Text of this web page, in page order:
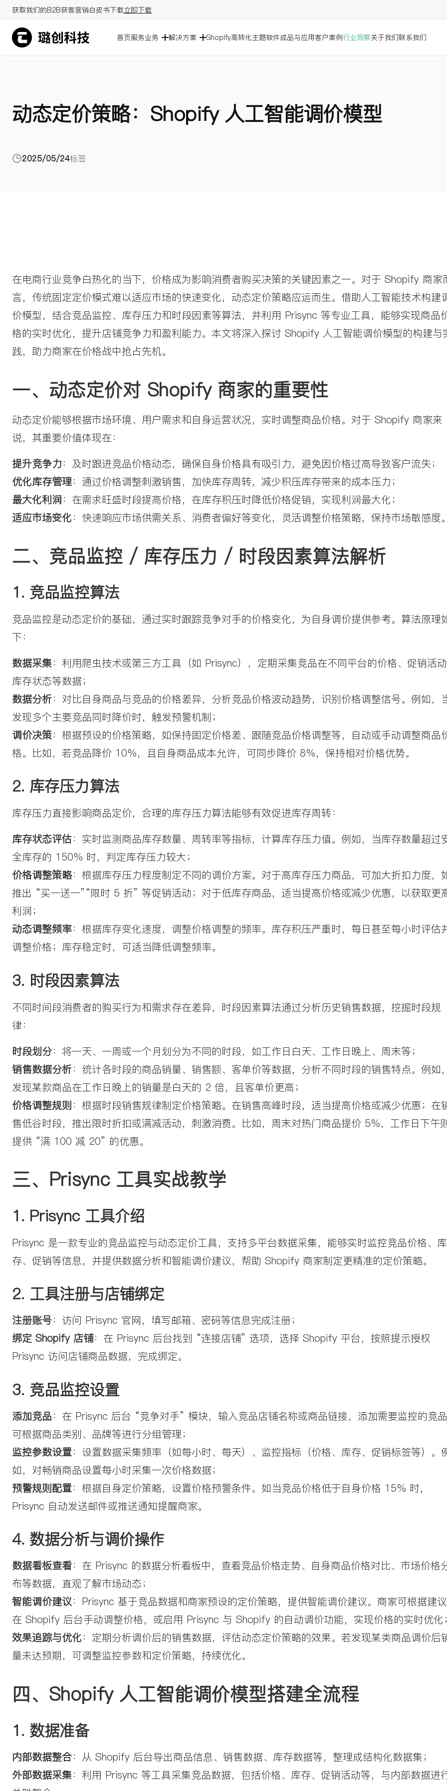
获取我们的B2B获客营销白皮书下载立即下载
首页服务业务 解决方案 Shopify高转化主题软件成品与应用客户案例行业洞察关于我们联系我们
动态定价策略：Shopify 人工智能调价模型
2025/05/24标签
在电商行业竞争白热化的当下，价格成为影响消费者购买决策的关键因素之一。对于 Shopify 商家
言，传统固定定价模式难以适应市场的快速变化，动态定价策略应运而生。借助人工智能技术构建
价模型，结合竞品监控、库存压力和时段因素等算法，并利用 Prisync 等专业工具，能够实现商品
格的实时优化，提升店铺竞争力和盈利能力。本文将深入探讨 Shopify 人工智能调价模型的构建与
践，助力商家在价格战中抢占先机。
一、动态定价对 Shopify 商家的重要性
动态定价能够根据市场环境、用户需求和自身运营状况，实时调整商品价格。对于 Shopify 商家来
说，其重要价值体现在：
提升竞争力：及时跟进竞品价格动态，确保自身价格具有吸引力，避免因价格过高导致客户流失；
优化库存管理：通过价格调整刺激销售，加快库存周转，减少积压库存带来的成本压力；
最大化利润：在需求旺盛时段提高价格，在库存积压时降低价格促销，实现利润最大化；
适应市场变化：快速响应市场供需关系、消费者偏好等变化，灵活调整价格策略，保持市场敏感度。
二、竞品监控 / 库存压力 / 时段因素算法解析
1. 竞品监控算法
竞品监控是动态定价的基础，通过实时跟踪竞争对手的价格变化，为自身调价提供参考。算法原理
下：
数据采集：利用爬虫技术或第三方工具（如 Prisync），定期采集竞品在不同平台的价格、促销活动
库存状态等数据；
数据分析：对比自身商品与竞品的价格差异，分析竞品价格波动趋势，识别价格调整信号。例如，
发现多个主要竞品同时降价时，触发预警机制；
调价决策：根据预设的价格策略，如保持固定价格差、跟随竞品价格调整等，自动或手动调整商品
格。比如，若竞品降价 10%，且自身商品成本允许，可同步降价 8%，保持相对价格优势。
2. 库存压力算法
库存压力直接影响商品定价，合理的库存压力算法能够有效促进库存周转：
库存状态评估：实时监测商品库存数量、周转率等指标，计算库存压力值。例如，当库存数量超过
全库存的 150% 时，判定库存压力较大；
价格调整策略：根据库存压力程度制定不同的调价方案。对于高库存压力商品，可加大折扣力度，
推出 “买一送一”“限时 5 折” 等促销活动；对于低库存商品，适当提高价格或减少优惠，以获取更
利润；
动态调整频率：根据库存变化速度，调整价格调整的频率。库存积压严重时，每日甚至每小时评估
调整价格；库存稳定时，可适当降低调整频率。
3. 时段因素算法
不同时间段消费者的购买行为和需求存在差异，时段因素算法通过分析历史销售数据，挖掘时段规
律：
时段划分：将一天、一周或一个月划分为不同的时段，如工作日白天、工作日晚上、周末等；
销售数据分析：统计各时段的商品销量、销售额、客单价等数据，分析不同时段的销售特点。例如，
发现某款商品在工作日晚上的销量是白天的 2 倍，且客单价更高；
价格调整规则：根据时段销售规律制定价格策略。在销售高峰时段，适当提高价格或减少优惠；在
售低谷时段，推出限时折扣或满减活动，刺激消费。比如，周末对热门商品提价 5%，工作日下午
提供 “满 100 减 20” 的优惠。
三、Prisync 工具实战教学
1. Prisync 工具介绍
Prisync 是一款专业的竞品监控与动态定价工具，支持多平台数据采集，能够实时监控竞品价格、库
存、促销等信息，并提供数据分析和智能调价建议，帮助 Shopify 商家制定更精准的定价策略。
2. 工具注册与店铺绑定
注册账号：访问 Prisync 官网，填写邮箱、密码等信息完成注册；
绑定 Shopify 店铺：在 Prisync 后台找到 “连接店铺” 选项，选择 Shopify 平台，按照提示授权
Prisync 访问店铺商品数据，完成绑定。
3. 竞品监控设置
添加竞品：在 Prisync 后台 “竞争对手” 模块，输入竞品店铺名称或商品链接，添加需要监控的竞品
可根据商品类别、品牌等进行分组管理；
监控参数设置：设置数据采集频率（如每小时、每天）、监控指标（价格、库存、促销标签等）。
如，对畅销商品设置每小时采集一次价格数据；
预警规则配置：根据自身定价策略，设置价格预警条件。如当竞品价格低于自身价格 15% 时，
Prisync 自动发送邮件或推送通知提醒商家。
4. 数据分析与调价操作
数据看板查看：在 Prisync 的数据分析看板中，查看竞品价格走势、自身商品价格对比、市场价格
布等数据，直观了解市场动态；
智能调价建议：Prisync 基于竞品数据和商家预设的定价策略，提供智能调价建议。商家可根据建议
在 Shopify 后台手动调整价格，或启用 Prisync 与 Shopify 的自动调价功能，实现价格的实时优化；
效果追踪与优化：定期分析调价后的销售数据，评估动态定价策略的效果。若发现某类商品调价后
量未达预期，可调整监控参数和定价策略，持续优化。
四、Shopify 人工智能调价模型搭建全流程
1. 数据准备
内部数据整合：从 Shopify 后台导出商品信息、销售数据、库存数据等，整理成结构化数据集；
外部数据采集：利用 Prisync 等工具采集竞品数据，包括价格、库存、促销活动等，与内部数据进